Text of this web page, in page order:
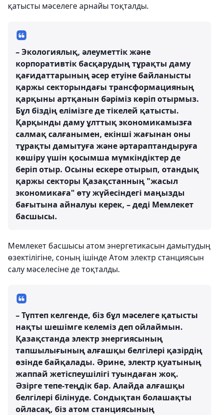
қатысты мәселеге арнайы тоқталды.
– Экологиялық, әлеуметтік және
корпоративтік басқарудың тұрақты даму
қағидаттарының әсер етуіне байланысты
қаржы секторындағы трансформацияның
қарқыны артқанын бәріміз көріп отырмыз.
Бұл біздің елімізге де тікелей қатысты.
Қарқынды даму ұлттық экономикамызға
салмақ салғанымен, екінші жағынан оны
тұрақты дамытуға және әртараптандыруға
көшіру үшін қосымша мүмкіндіктер де
беріп отыр. Осыны ескере отырып, отандық
қаржы секторы Қазақстанның "жасыл
экономикаға" өту жүйесіндегі маңызды
бағытына айналуы керек, – деді Мемлекет
басшысы.
Мемлекет басшысы атом энергетикасын дамытудың
өзектілігіне, соның ішінде Атом электр станциясын
салу мәселесіне де тоқталды.
– Түптеп келгенде, біз бұл мәселеге қатысты
нақты шешімге келеміз деп ойлаймын.
Қазақстанда электр энергиясының
тапшылығының алғашқы белгілері қазірдің
өзінде байқалады. Әрине, электр қуатының
жаппай жетіспеушілігі туындаған жоқ.
Әзірге тепе-теңдік бар. Алайда алғашқы
белгілері білінуде. Сондықтан болашақты
ойласақ, біз атом станциясының